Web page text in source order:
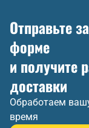
Отправьте
форме
и получите
доставки
Обработаем
время